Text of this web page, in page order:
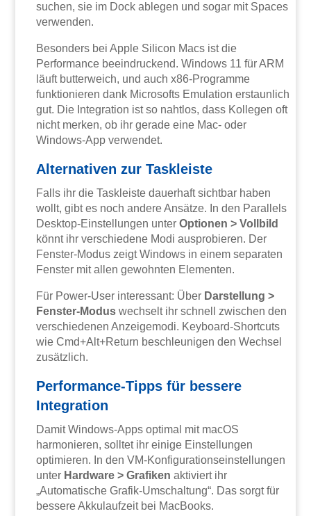
suchen, sie im Dock ablegen und sogar mit Spaces
verwenden.
Besonders bei Apple Silicon Macs ist die
Performance beeindruckend. Windows 11 für ARM
läuft butterweich, und auch x86-Programme
funktionieren dank Microsofts Emulation erstaunlich
gut. Die Integration ist so nahtlos, dass Kollegen oft
nicht merken, ob ihr gerade eine Mac- oder
Windows-App verwendet.
Alternativen zur Taskleiste
Falls ihr die Taskleiste dauerhaft sichtbar haben
wollt, gibt es noch andere Ansätze. In den Parallels
Desktop-Einstellungen unterOptionen > Vollbild
könnt ihr verschiedene Modi ausprobieren. Der
Fenster-Modus zeigt Windows in einem separaten
Fenster mit allen gewohnten Elementen.
Für Power-User interessant: Über Darstellung >
Fenster-Modus wechselt ihr schnell zwischen den
verschiedenen Anzeigemodi. Keyboard-Shortcuts
wie Cmd+Alt+Return beschleunigen den Wechsel
zusätzlich.
Performance-Tipps für bessere
Integration
Damit Windows-Apps optimal mit macOS
harmonieren, solltet ihr einige Einstellungen
optimieren. In den VM-Konfigurationseinstellungen
unter Hardware > Grafiken aktiviert ihr
„Automatische Grafik-Umschaltung“. Das sorgt für
bessere Akkulaufzeit bei MacBooks.